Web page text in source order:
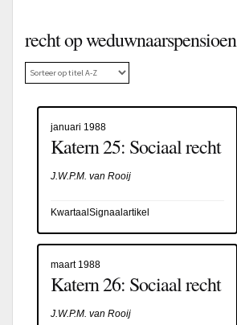
recht op weduwnaarspensioen
januari 1988
Katern 25: Sociaal recht
J.W.P.M. van Rooij
KwartaalSignaalartikel
maart 1988
Katern 26: Sociaal recht
J.W.P.M. van Rooij